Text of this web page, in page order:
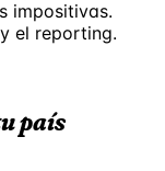
impositivas.
el reporting.
país